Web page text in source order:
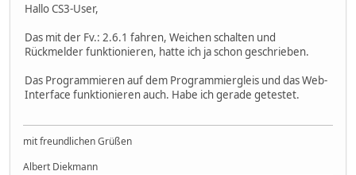
Hallo CS3-User,
Das mit der Fv.: 2.6.1 fahren, Weichen schalten und
Rückmelder funktionieren, hatte ich ja schon geschrieben.
Das Programmieren auf dem Programmiergleis und das Web-
Interface funktionieren auch. Habe ich gerade getestet.
mit freundlichen Grüßen
Albert Diekmann